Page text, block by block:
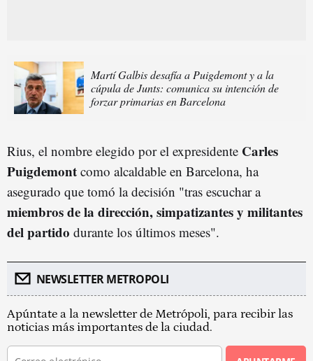
Martí Galbis desafía a Puigdemont y a la
cúpula de Junts: comunica su intención de
forzar primarias en Barcelona
Rius, el nombre elegido por el expresidente Carles
Puigdemont como alcaldable en Barcelona, ha
asegurado que tomó la decisión "tras escuchar a
miembros de la dirección, simpatizantes y militantes
del partido durante los últimos meses".
NEWSLETTER METROPOLI
Apúntate a la newsletter de Metrópoli, para recibir las
noticias más importantes de la ciudad.